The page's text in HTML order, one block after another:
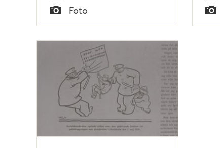
Tid
Typ
Foto Tid
Typ